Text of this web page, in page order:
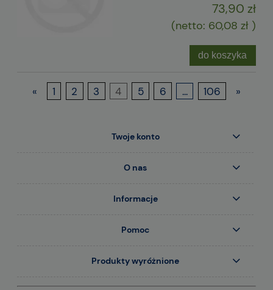
73,90 zł
(netto: 60,08 zł )
do koszyka
« 1 2 3 4 5 6 ... 106 »
Twoje konto
O nas
Informacje
Pomoc
Produkty wyróżnione